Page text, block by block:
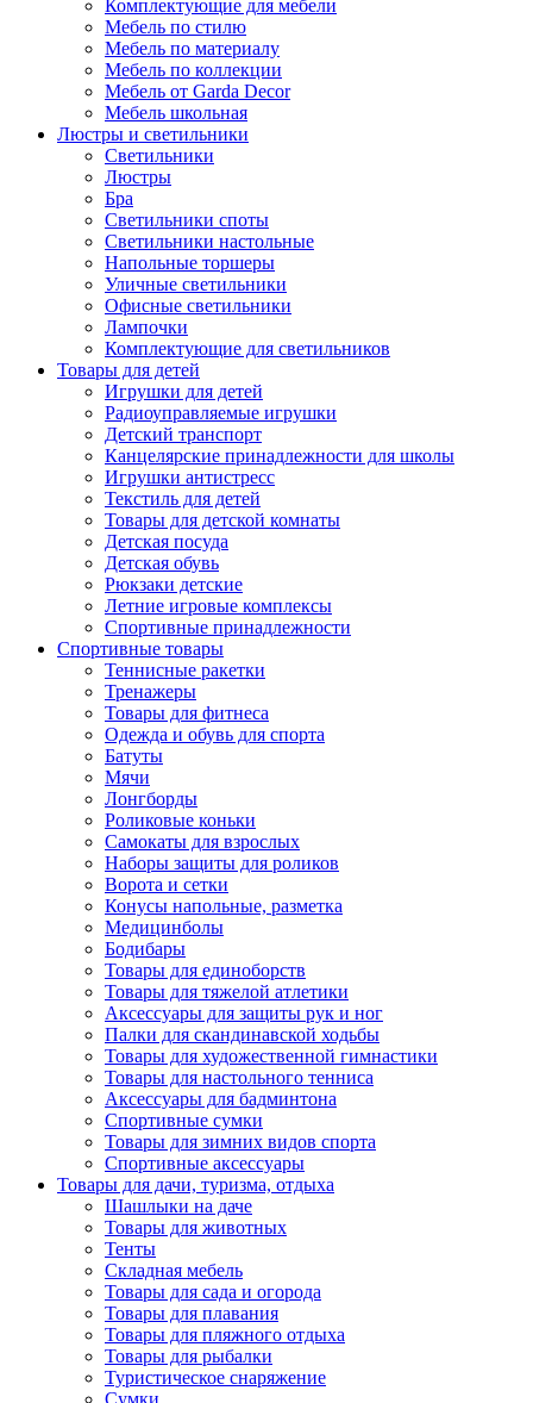
Комплектующие для мебели
Мебель по стилю
Мебель по материалу
Мебель по коллекции
Мебель от Garda Decor
Мебель школьная
Люстры и светильники
Светильники
Люстры
Бра
Светильники споты
Светильники настольные
Напольные торшеры
Уличные светильники
Офисные светильники
Лампочки
Комплектующие для светильников
Товары для детей
Игрушки для детей
Радиоуправляемые игрушки
Детский транспорт
Канцелярские принадлежности для школы
Игрушки антистресс
Текстиль для детей
Товары для детской комнаты
Детская посуда
Детская обувь
Рюкзаки детские
Летние игровые комплексы
Спортивные принадлежности
Спортивные товары
Теннисные ракетки
Тренажеры
Товары для фитнеса
Одежда и обувь для спорта
Батуты
Мячи
Лонгборды
Роликовые коньки
Самокаты для взрослых
Наборы защиты для роликов
Ворота и сетки
Конусы напольные, разметка
Медицинболы
Бодибары
Товары для единоборств
Товары для тяжелой атлетики
Аксессуары для защиты рук и ног
Палки для скандинавской ходьбы
Товары для художественной гимнастики
Товары для настольного тенниса
Аксессуары для бадминтона
Спортивные сумки
Товары для зимних видов спорта
Спортивные аксессуары
Товары для дачи, туризма, отдыха
Шашлыки на даче
Товары для животных
Тенты
Складная мебель
Товары для сада и огорода
Товары для плавания
Товары для пляжного отдыха
Товары для рыбалки
Туристическое снаряжение
Сумки